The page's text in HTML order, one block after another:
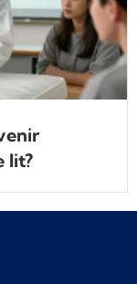
lit?